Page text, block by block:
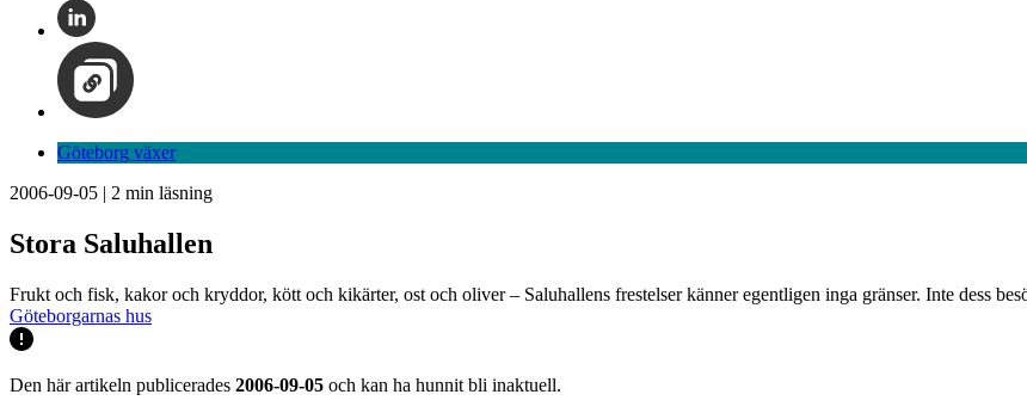
Göteborg växer
2006-09-05 | 2 min läsning
Stora Saluhallen
Frukt och fisk, kakor och kryddor, kött och kikärter, ost och oliver – Saluhallens frestelser känner egentligen inga gränser. Inte dess
Göteborgarnas hus
Den här artikeln publicerades 2006-09-05 och kan ha hunnit bli inaktuell.